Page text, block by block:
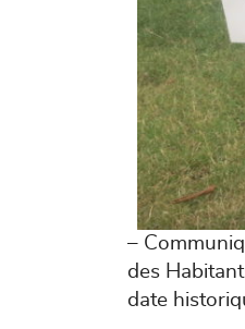
–
des
date